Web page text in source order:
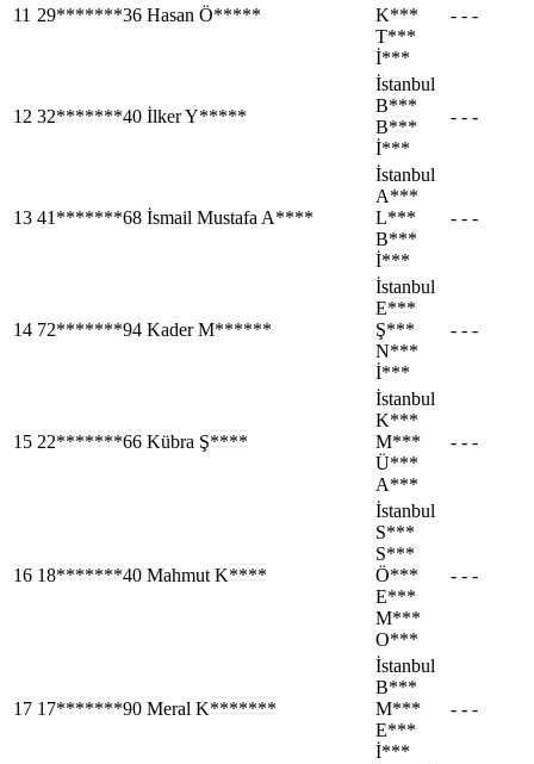
11 29*******36 Hasan Ö*****
K***
T***
İ***
- - -
12 32*******40 İlker Y*****
İstanbul
B***
B***
İ***
- - -
13 41*******68 İsmail Mustafa A****
İstanbul
A***
L***
B***
İ***
- - -
14 72*******94 Kader M******
İstanbul
E***
Ş***
N***
İ***
- - -
15 22*******66 Kübra Ş****
İstanbul
K***
M***
Ü***
A***
- - -
16 18*******40 Mahmut K****
İstanbul
S***
S***
Ö***
E***
M***
O***
- - -
17 17*******90 Meral K*******
İstanbul
B***
M***
E***
İ***
- - -